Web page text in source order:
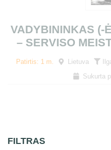
FILTRAS
VADYBININKAS (-
– SERVISO
Patirtis: 1 m. Lietuva
Sukurta